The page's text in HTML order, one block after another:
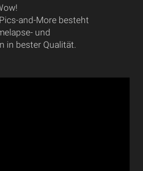
and-More besteht
und
in bester Qualität.